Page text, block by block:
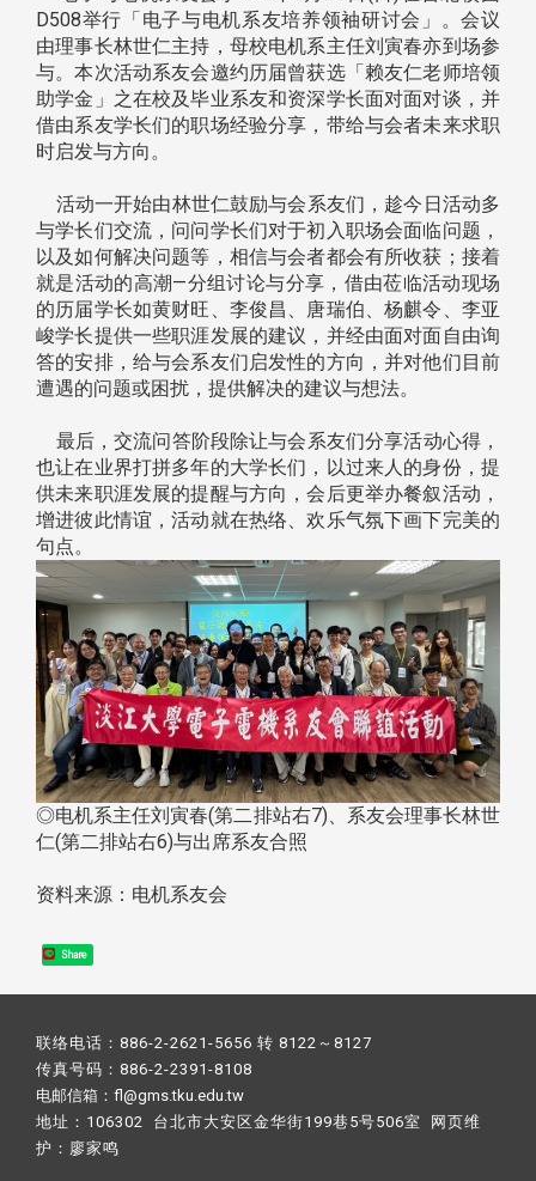
D508举行「电子与电机系友培养领袖研讨会」。会议
由理事长林世仁主持，母校电机系主任刘寅春亦到场参
与。本次活动系友会邀约历届曾获选「赖友仁老师培领
助学金」之在校及毕业系友和资深学长面对面对谈，并
借由系友学长们的职场经验分享，带给与会者未来求职
时启发与方向。
活动一开始由林世仁鼓励与会系友们，趁今日活动多
与学长们交流，问问学长们对于初入职场会面临问题，
以及如何解决问题等，相信与会者都会有所收获；接着
就是活动的高潮—分组讨论与分享，借由莅临活动现场
的历届学长如黄财旺、李俊昌、唐瑞伯、杨麒令、李亚
峻学长提供一些职涯发展的建议，并经由面对面自由询
答的安排，给与会系友们启发性的方向，并对他们目前
遭遇的问题或困扰，提供解决的建议与想法。
最后，交流问答阶段除让与会系友们分享活动心得，
也让在业界打拼多年的大学长们，以过来人的身份，提
供未来职涯发展的提醒与方向，会后更举办餐叙活动，
增进彼此情谊，活动就在热络、欢乐气氛下画下完美的
句点。
◎电机系主任刘寅春(第二排站右7)、系友会理事长林世
仁(第二排站右6)与出席系友合照
资料来源：电机系友会
Share
联络电话：886-2-2621-5656 转 8122～8127
传真号码：886-2-2391-8108
电邮信箱：fl@gms.tku.edu.tw
地址：106302 台北市大安区金华街199巷5号506室 网页维
护： 廖家鸣​